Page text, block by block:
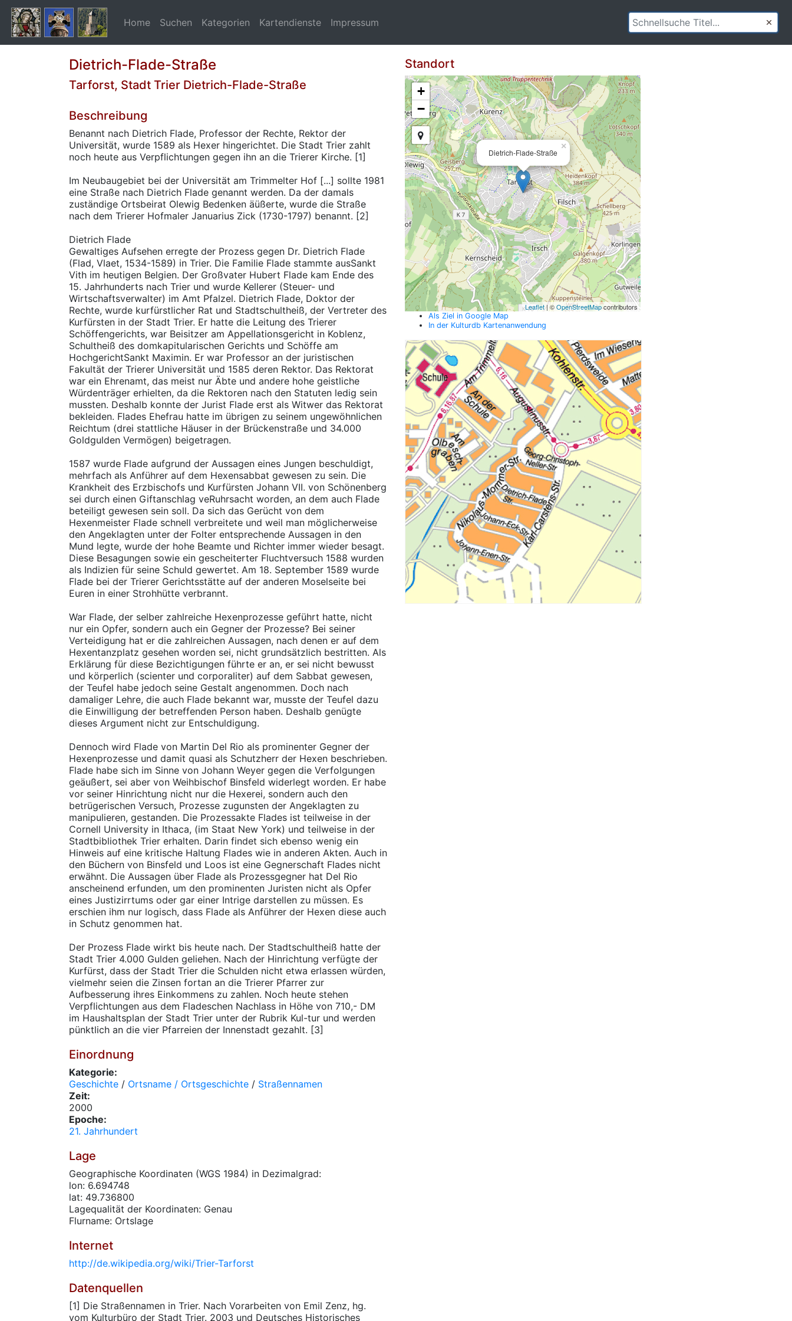
Home Suchen Kategorien Kartendienste Impressum
Dietrich-Flade-Straße
Tarforst, Stadt Trier Dietrich-Flade-Straße
Beschreibung
Benannt nach Dietrich Flade, Professor der Rechte, Rektor der
Universität, wurde 1589 als Hexer hingerichtet. Die Stadt Trier zahlt
noch heute aus Verpflichtungen gegen ihn an die Trierer Kirche. [1]
Im Neubaugebiet bei der Universität am Trimmelter Hof [...] sollte 1981
eine Straße nach Dietrich Flade genannt werden. Da der damals
zuständige Ortsbeirat Olewig Bedenken äüßerte, wurde die Straße
nach dem Trierer Hofmaler Januarius Zick (1730-1797) benannt. [2]
Dietrich Flade
Gewaltiges Aufsehen erregte der Prozess gegen Dr. Dietrich Flade
(Flad, Vlaet, 1534-1589) in Trier. Die Familie Flade stammte ausSankt
Vith im heutigen Belgien. Der Großvater Hubert Flade kam Ende des
15. Jahrhunderts nach Trier und wurde Kellerer (Steuer- und
Wirtschaftsverwalter) im Amt Pfalzel. Dietrich Flade, Doktor der
Rechte, wurde kurfürstlicher Rat und Stadtschultheiß, der Vertreter des
Kurfürsten in der Stadt Trier. Er hatte die Leitung des Trierer
Schöffengerichts, war Beisitzer am Appellationsgericht in Koblenz,
Schultheiß des domkapitularischen Gerichts und Schöffe am
HochgerichtSankt Maximin. Er war Professor an der juristischen
Fakultät der Trierer Universität und 1585 deren Rektor. Das Rektorat
war ein Ehrenamt, das meist nur Äbte und andere hohe geistliche
Würdenträger erhielten, da die Rektoren nach den Statuten ledig sein
mussten. Deshalb konnte der Jurist Flade erst als Witwer das Rektorat
bekleiden. Flades Ehefrau hatte im übrigen zu seinem ungewöhnlichen
Reichtum (drei stattliche Häuser in der Brückenstraße und 34.000
Goldgulden Vermögen) beigetragen.
1587 wurde Flade aufgrund der Aussagen eines Jungen beschuldigt,
mehrfach als Anführer auf dem Hexensabbat gewesen zu sein. Die
Krankheit des Erzbischofs und Kurfürsten Johann VII. von Schönenberg
sei durch einen Giftanschlag veRuhrsacht worden, an dem auch Flade
beteiligt gewesen sein soll. Da sich das Gerücht von dem
Hexenmeister Flade schnell verbreitete und weil man möglicherweise
den Angeklagten unter der Folter entsprechende Aussagen in den
Mund legte, wurde der hohe Beamte und Richter immer wieder besagt.
Diese Besagungen sowie ein gescheiterter Fluchtversuch 1588 wurden
als Indizien für seine Schuld gewertet. Am 18. September 1589 wurde
Flade bei der Trierer Gerichtsstätte auf der anderen Moselseite bei
Euren in einer Strohhütte verbrannt.
War Flade, der selber zahlreiche Hexenprozesse geführt hatte, nicht
nur ein Opfer, sondern auch ein Gegner der Prozesse? Bei seiner
Verteidigung hat er die zahlreichen Aussagen, nach denen er auf dem
Hexentanzplatz gesehen worden sei, nicht grundsätzlich bestritten. Als
Erklärung für diese Bezichtigungen führte er an, er sei nicht bewusst
und körperlich (scienter und corporaliter) auf dem Sabbat gewesen,
der Teufel habe jedoch seine Gestalt angenommen. Doch nach
damaliger Lehre, die auch Flade bekannt war, musste der Teufel dazu
die Einwilligung der betreffenden Person haben. Deshalb genügte
dieses Argument nicht zur Entschuldigung.
Dennoch wird Flade von Martin Del Rio als prominenter Gegner der
Hexenprozesse und damit quasi als Schutzherr der Hexen beschrieben.
Flade habe sich im Sinne von Johann Weyer gegen die Verfolgungen
geäußert, sei aber von Weihbischof Binsfeld widerlegt worden. Er habe
vor seiner Hinrichtung nicht nur die Hexerei, sondern auch den
betrügerischen Versuch, Prozesse zugunsten der Angeklagten zu
manipulieren, gestanden. Die Prozessakte Flades ist teilweise in der
Cornell University in Ithaca, (im Staat New York) und teilweise in der
Stadtbibliothek Trier erhalten. Darin findet sich ebenso wenig ein
Hinweis auf eine kritische Haltung Flades wie in anderen Akten. Auch in
den Büchern von Binsfeld und Loos ist eine Gegnerschaft Flades nicht
erwähnt. Die Aussagen über Flade als Prozessgegner hat Del Rio
anscheinend erfunden, um den prominenten Juristen nicht als Opfer
eines Justizirrtums oder gar einer Intrige darstellen zu müssen. Es
erschien ihm nur logisch, dass Flade als Anführer der Hexen diese auch
in Schutz genommen hat.
Der Prozess Flade wirkt bis heute nach. Der Stadtschultheiß hatte der
Stadt Trier 4.000 Gulden geliehen. Nach der Hinrichtung verfügte der
Kurfürst, dass der Stadt Trier die Schulden nicht etwa erlassen würden,
vielmehr seien die Zinsen fortan an die Trierer Pfarrer zur
Aufbesserung ihres Einkommens zu zahlen. Noch heute stehen
Verpflichtungen aus dem Fladeschen Nachlass in Höhe von 710,- DM
im Haushaltsplan der Stadt Trier unter der Rubrik Kul-tur und werden
pünktlich an die vier Pfarreien der Innenstadt gezahlt. [3]
Einordnung
Kategorie:
Geschichte / Ortsname / Ortsgeschichte / Straßennamen
Zeit:
2000
Epoche:
21. Jahrhundert
Lage
Geographische Koordinaten (WGS 1984) in Dezimalgrad:
lon: 6.694748
lat: 49.736800
Lagequalität der Koordinaten: Genau
Flurname: Ortslage
Internet
http://de.wikipedia.org/wiki/Trier-Tarforst
Datenquellen
[1] Die Straßennamen in Trier. Nach Vorarbeiten von Emil Zenz, hg.
vom Kulturbüro der Stadt Trier. 2003 und Deutsches Historisches
Standort
Dietrich-Flade-Straße
×
+
−
Leaflet| ©OpenStreetMapcontributors
Als Ziel in Google Map
In der Kulturdb Kartenanwendung